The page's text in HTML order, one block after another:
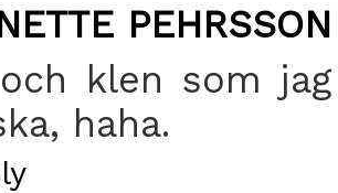
PEHRSSON
klen som
haha.